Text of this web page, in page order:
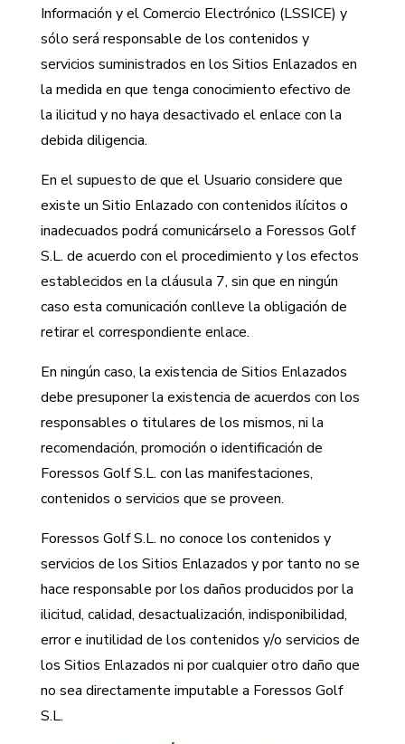
Información y el Comercio Electrónico (LSSICE) y
sólo será responsable de los contenidos y
servicios suministrados en los Sitios Enlazados en
la medida en que tenga conocimiento efectivo de
la ilicitud y no haya desactivado el enlace con la
debida diligencia.
En el supuesto de que el Usuario considere que
existe un Sitio Enlazado con contenidos ilícitos o
inadecuados podrá comunicárselo a Foressos Golf
S.L. de acuerdo con el procedimiento y los efectos
establecidos en la cláusula 7, sin que en ningún
caso esta comunicación conlleve la obligación de
retirar el correspondiente enlace.
En ningún caso, la existencia de Sitios Enlazados
debe presuponer la existencia de acuerdos con los
responsables o titulares de los mismos, ni la
recomendación, promoción o identificación de
Foressos Golf S.L. con las manifestaciones,
contenidos o servicios que se proveen.
Foressos Golf S.L. no conoce los contenidos y
servicios de los Sitios Enlazados y por tanto no se
hace responsable por los daños producidos por la
ilicitud, calidad, desactualización, indisponibilidad,
error e inutilidad de los contenidos y/o servicios de
los Sitios Enlazados ni por cualquier otro daño que
no sea directamente imputable a Foressos Golf
S.L.